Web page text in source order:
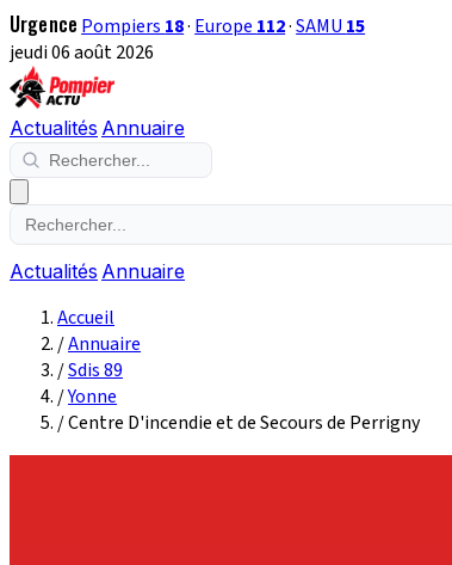
Urgence Pompiers 18· Europe 112·SAMU 15
jeudi 06 août 2026
Actualités Annuaire
Actualités Annuaire
Accueil
/Annuaire
/Sdis 89
/Yonne
/Centre D'incendie et de Secours de Perrigny